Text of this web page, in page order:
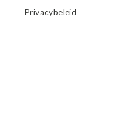
Privacybeleid